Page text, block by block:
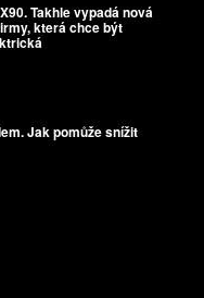
Takhle vypadá nová
která chce být
Jak pomůže snížit